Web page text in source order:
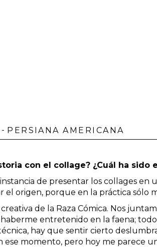
- PERSIANA AMERICANA
con el collage? ¿Cuál ha sido
de presentar los collages en
el origen, porque en la práctica sólo
de la Raza Cómica. Nos
entretenido en la faena;
hay que sentir cierto
ese momento, pero hoy me parece